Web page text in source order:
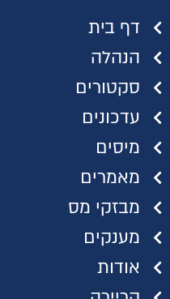
דף בית
הנהלה
סקטורים
עדכונים
מיסים
מאמרים
מבזקי מס
מענקים
אודות